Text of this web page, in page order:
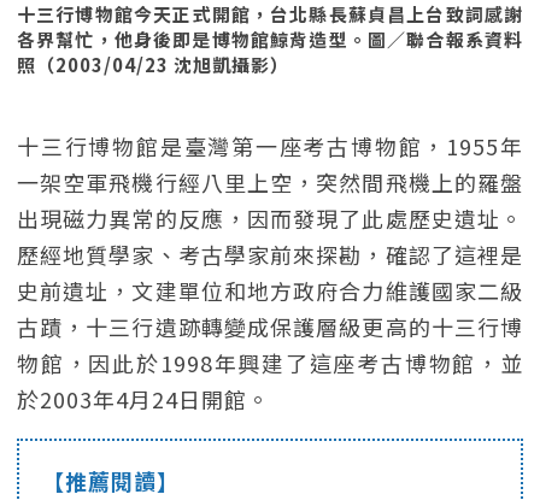
十三行博物館今天正式開館，台北縣長蘇貞昌上台致詞感謝
各界幫忙，他身後即是博物館鯨背造型。圖／聯合報系資料
照（2003/04/23 沈旭凱攝影）
十三行博物館是臺灣第一座考古博物館，1955年
一架空軍飛機行經八里上空，突然間飛機上的羅盤
出現磁力異常的反應，因而發現了此處歷史遺址。
歷經地質學家、考古學家前來探勘，確認了這裡是
史前遺址，文建單位和地方政府合力維護國家二級
古蹟，十三行遺跡轉變成保護層級更高的十三行博
物館，因此於1998年興建了這座考古博物館，並
於2003年4月24日開館。
【推薦閱讀】